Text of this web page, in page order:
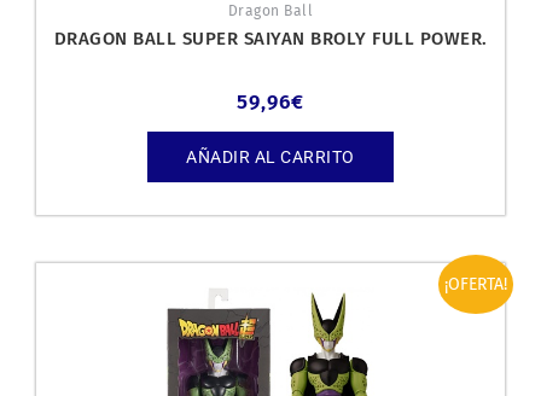
Dragon Ball
DRAGON BALL SUPER SAIYAN BROLY FULL POWER.
59,96€
AÑADIR AL CARRITO
¡OFERTA!
precio
original
era:
26,95€.
precio
actual
es:
22,99€.